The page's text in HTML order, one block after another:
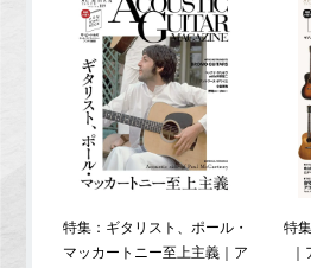
特集：ギタリスト、ポール・
マッカートニー至上主義｜ア
特